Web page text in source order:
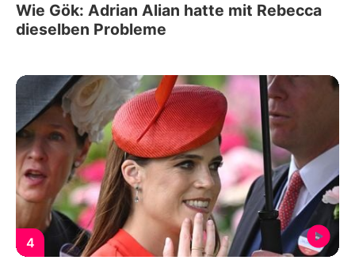
Wie Gök: Adrian Alian hatte mit Rebecca
dieselben Probleme
4